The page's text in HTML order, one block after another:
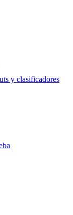
y clasificadores